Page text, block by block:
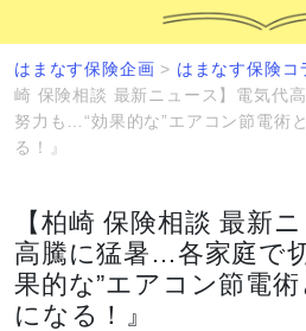
はまなす保険企画 > はまなす保険コ
崎 保険相談 最新ニュース】電気代
努力も…“効果的な”エアコン節電術
る！』
【柏崎 保険相談 最新
高騰に猛暑…各家庭で
果的な”エアコン節電
になる！』